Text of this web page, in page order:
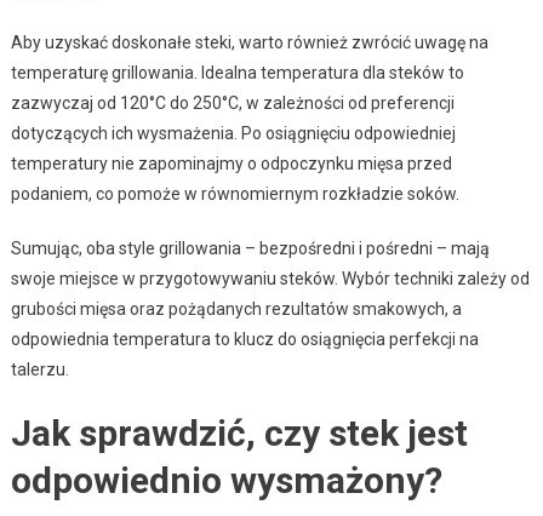
Aby uzyskać doskonałe steki, warto również zwrócić uwagę na
temperaturę grillowania. Idealna temperatura dla steków to
zazwyczaj od 120°C do 250°C, w zależności od preferencji
dotyczących ich wysmażenia. Po osiągnięciu odpowiedniej
temperatury nie zapominajmy o odpoczynku mięsa przed
podaniem, co pomoże w równomiernym rozkładzie soków.
Sumując, oba style grillowania – bezpośredni i pośredni – mają
swoje miejsce w przygotowywaniu steków. Wybór techniki zależy od
grubości mięsa oraz pożądanych rezultatów smakowych, a
odpowiednia temperatura to klucz do osiągnięcia perfekcji na
talerzu.
Jak sprawdzić, czy stek jest
odpowiednio wysmażony?